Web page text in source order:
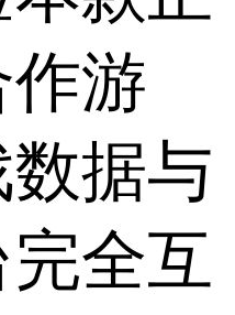
游
据与
全互